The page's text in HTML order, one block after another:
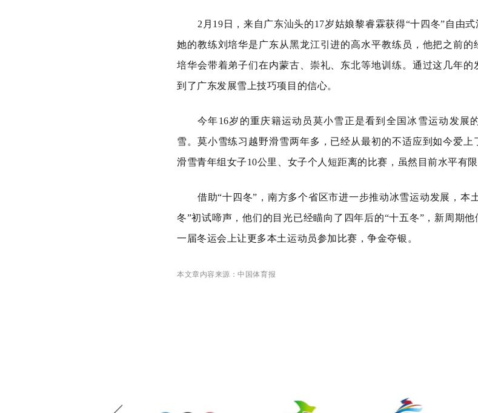
2月19日，来自广东汕头的17岁姑娘黎睿霖获得“十四冬”自由
她的教练刘培华是广东从黑龙江引进的高水平教练员，他把之前的
培华会带着弟子们在内蒙古、崇礼、东北等地训练。通过这几年
到了广东发展雪上技巧项目的信心。
今年16岁的重庆籍运动员莫小雪正是看到全国冰雪运动发展
雪。莫小雪练习越野滑雪两年多，已经从最初的不适应到如今爱
滑雪青年组女子10公里、女子个人短距离的比赛，虽然目前水平有
借助“十四冬”，南方多个省区市进一步推动冰雪运动发展，本
冬”初试啼声，他们的目光已经瞄向了四年后的“十五冬”，新周期
一届冬运会上让更多本土运动员参加比赛，争金夺银。
本文章内容来源：中国体育报